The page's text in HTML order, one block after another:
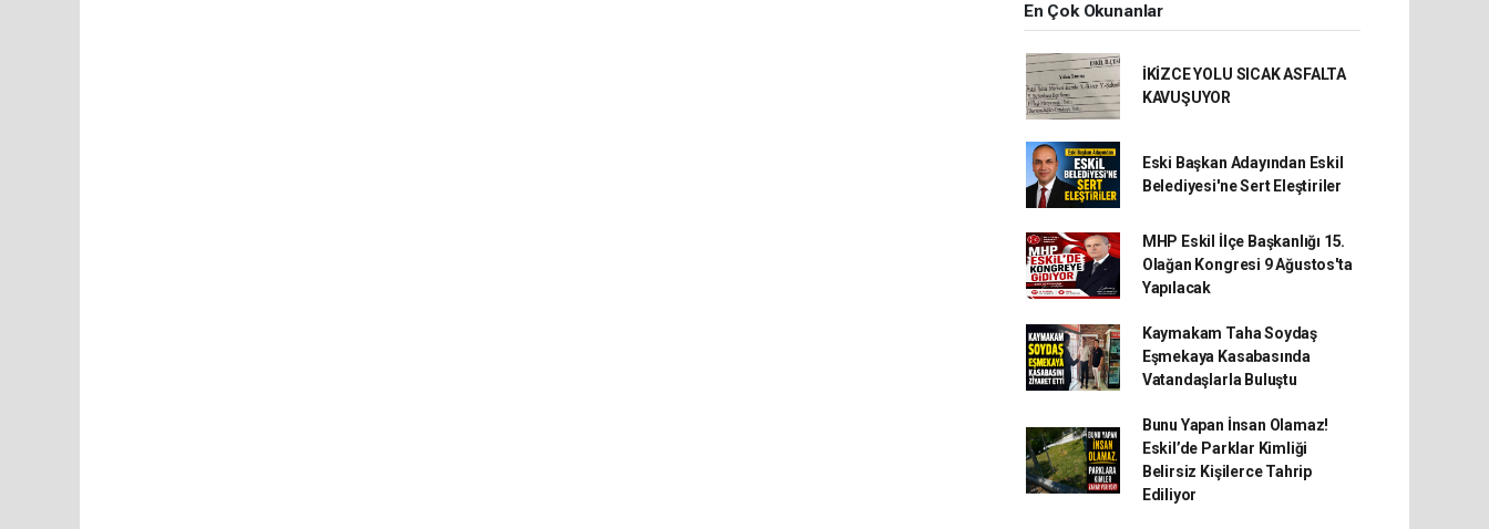
En Çok Okunanlar
İKİZCE YOLU SICAK ASFALTA
KAVUŞUYOR
Eski Başkan Adayından Eskil
Belediyesi'ne Sert Eleştiriler
MHP Eskil İlçe Başkanlığı 15.
Olağan Kongresi 9 Ağustos'ta
Yapılacak
Kaymakam Taha Soydaş
Eşmekaya Kasabasında
Vatandaşlarla Buluştu
Bunu Yapan İnsan Olamaz!
Eskil’de Parklar Kimliği
Belirsiz Kişilerce Tahrip
Ediliyor